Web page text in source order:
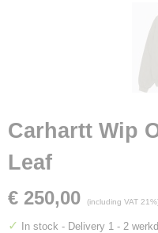
Carhartt Wip
Leaf
€ 250,00 (including VAT
✓ In stock - Delivery 1 - 2